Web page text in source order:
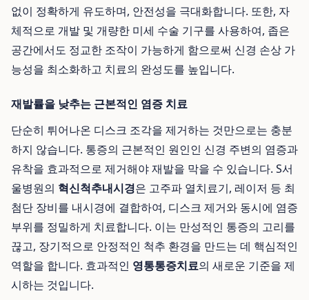
없이 정확하게 유도하며, 안전성을 극대화합니다. 또한, 자
체적으로 개발 및 개량한 미세 수술 기구를 사용하여, 좁은
공간에서도 정교한 조작이 가능하게 함으로써 신경 손상 가
능성을 최소화하고 치료의 완성도를 높입니다.
재발률을 낮추는 근본적인 염증 치료
단순히 튀어나온 디스크 조각을 제거하는 것만으로는 충분
하지 않습니다. 통증의 근본적인 원인인 신경 주변의 염증과
유착을 효과적으로 제거해야 재발을 막을 수 있습니다. S서
울병원의 혁신척추내시경은 고주파 열치료기, 레이저 등 최
첨단 장비를 내시경에 결합하여, 디스크 제거와 동시에 염증
부위를 정밀하게 치료합니다. 이는 만성적인 통증의 고리를
끊고, 장기적으로 안정적인 척추 환경을 만드는 데 핵심적인
역할을 합니다. 효과적인 영통통증치료의 새로운 기준을 제
시하는 것입니다.